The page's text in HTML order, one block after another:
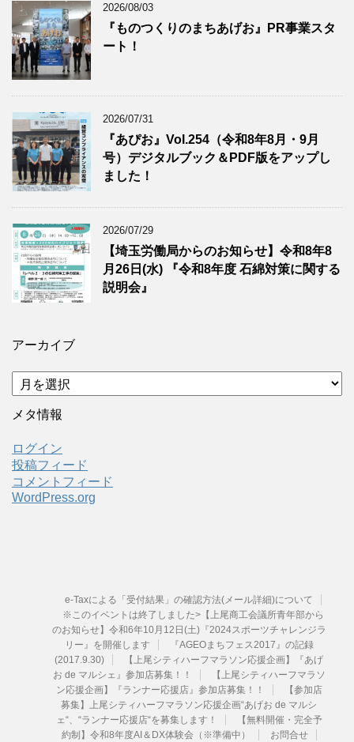
2026/08/03
『ものつくりのまちあげお』PR事業スタ
ート！
2026/07/31
『あぴお』Vol.254（令和8年8月・9月
号）デジタルブック＆PDF版をアップし
ました！
2026/07/29
【埼玉労働局からのお知らせ】令和8年8
月26日(水) 『令和8年度 石綿対策に関する
説明会』
アーカイブ
ア
ー
カ
ブ
メタ情報
ログイン
投稿フィード
コメントフィード
WordPress.org
e-Taxによる「受付結果」の確認方法(メール詳細)について
※このイベントは終了しました>【上尾商工会議所青年部から
のお知らせ】令和6年10月12日(土)『2024スポーツチャレンジラ
リー』を開催します
『AGEOまちフェス2017』の記録
(2017.9.30)
【上尾シティハーフマラソン応援企画】『あげ
お de マルシェ』参加店募集！！
【上尾シティハーフマラソ
ン応援企画】『ランナー応援店』参加店募集！！
【参加店
募集】上尾シティハーフマラソン応援企画“あげお de マルシ
ェ“、“ランナー応援店“を募集します！
【無料開催・完全予
約制】令和8年度AI＆DX体験会（※準備中）
お問合せ